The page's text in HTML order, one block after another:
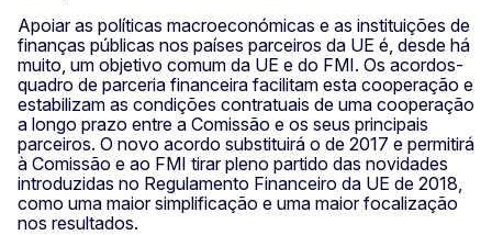
Apoiar as políticas macroeconómicas e as instituições de
finanças públicas nos países parceiros da UE é, desde há
muito, um objetivo comum da UE e do FMI. Os acordos-
quadro de parceria financeira facilitam esta cooperação e
estabilizam as condições contratuais de uma cooperação
a longo prazo entre a Comissão e os seus principais
parceiros. O novo acordo substituirá o de 2017 e permitirá
à Comissão e ao FMI tirar pleno partido das novidades
introduzidas no Regulamento Financeiro da UE de 2018,
como uma maior simplificação e uma maior focalização
nos resultados.